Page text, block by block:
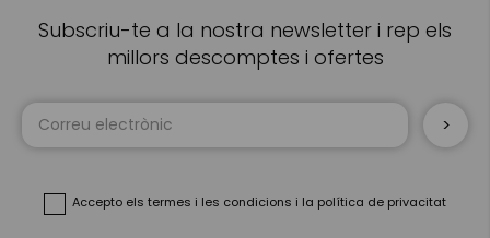
Subscriu-te a la nostra newsletter i rep els
millors descomptes i ofertes
Sign
Accepto els termes i les condicions i la política de privacitat